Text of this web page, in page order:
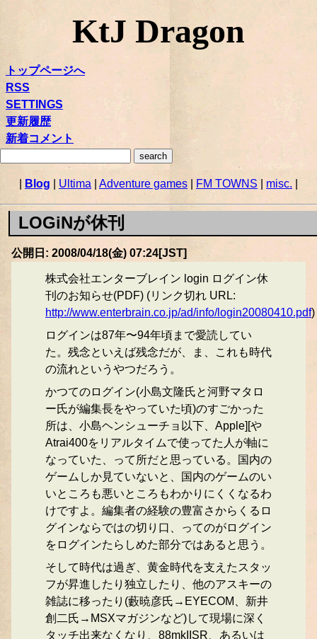
KtJ Dragon
トップページへ
RSS
SETTINGS
更新履歴
新着コメント
Blog Ultima Adventure games FM TOWNS| misc.
LOGiNが休刊
公開日: 2008/04/18(金) 07:24[JST]
株式会社エンターブレイン login ログイン休
刊のお知らせ(PDF) (リンク切れ URL:
http://www.enterbrain.co.jp/ad/info/login20080410.pdf)
ログインは87年〜94年頃まで愛読してい
た。残念といえば残念だが、ま、これも時代
の流れというやつだろう。
かつてのログイン(小島文隆氏と河野マタロ
ー氏が編集長をやっていた頃)のすごかった
所は、小島ヘンシューチョ以下、Apple][や
Atrai400をリアルタイムで使ってた人が軸に
なっていた、って所だと思っている。国内の
ゲームしか見ていないと、国内のゲームのい
いところも悪いところもわかりにくくなるわ
けですよ。編集者の経験の豊富さからくるロ
グインならではの切り口、ってのがログイン
をログインたらしめた部分ではあると思う。
そして時代は過ぎ、黄金時代を支えたスタッ
フが昇進したり独立したり、他のアスキーの
雑誌に移ったり(藪暁彦氏→EYECOM、新井
創二氏→MSXマガジンなど)して現場に深く
タッチ出来なくなり、88mkIISR、あるいは